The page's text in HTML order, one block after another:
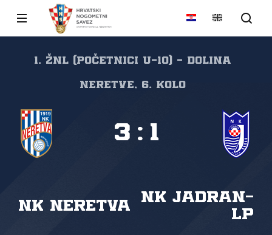
1. ŽNL (početnici U-10) - Dolina
Neretve, 6. kolo
NK Neretva
NK Jadran-
LP
3 : 1